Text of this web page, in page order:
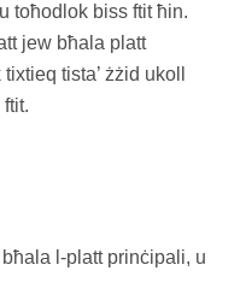
toħodlok biss ftit ħin.
jew bħala platt
tista’ żżid ukoll
l-platt prinċipali, u